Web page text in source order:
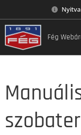
Nyitva
Fég